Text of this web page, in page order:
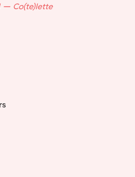
– Co(te)lette